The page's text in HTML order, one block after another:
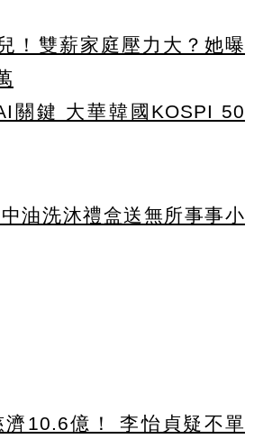
！雙薪家庭壓力大？她曝
關鍵 大華韓國KOSPI 50
油洗沐禮盒送無所事事小
濟10.6億！ 李怡貞疑不單